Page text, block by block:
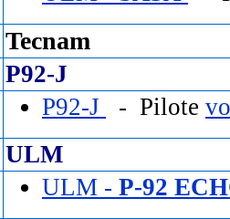
Tecnam
P92-J
P92-J - Pilote
ULM
ULM - P-92